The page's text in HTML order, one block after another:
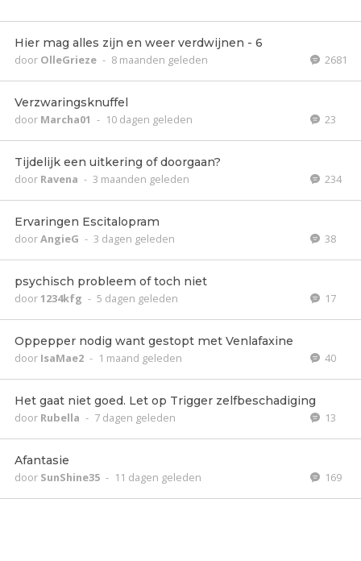
Hier mag alles zijn en weer verdwijnen - 6
door OlleGrieze - 8 maanden geleden 2681
Verzwaringsknuffel
door Marcha01 - 10 dagen geleden 23
Tijdelijk een uitkering of doorgaan?
door Ravena - 3 maanden geleden 234
Ervaringen Escitalopram
doorAngieG - 3 dagen geleden 38
psychisch probleem of toch niet
door1234kfg - 5 dagen geleden 17
Oppepper nodig want gestopt met Venlafaxine
door IsaMae2 - 1 maand geleden 40
Het gaat niet goed. Let op Trigger zelfbeschadiging
door Rubella - 7 dagen geleden 13
Afantasie
door SunShine35 - 11 dagen geleden 169